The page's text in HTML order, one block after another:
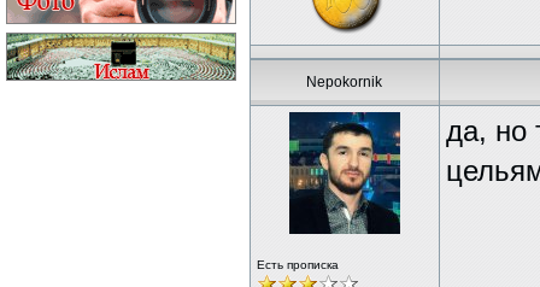
Nepokornik
Есть прописка
да, но